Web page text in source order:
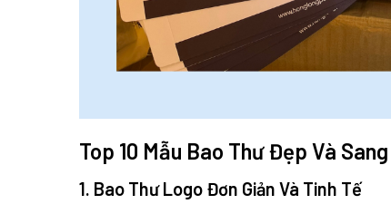
Top 10 Mẫu Bao Thư Đẹp Và
1. Bao Thư Logo Đơn Giản Và Tinh Tế